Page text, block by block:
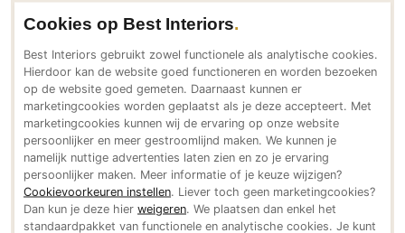
Locatie Loosdrecht
Oud-Loosdrechtsedijk 9a
1231 LN Loosdrecht
Nederland
Bereikbaar via
info@daacha.nl
www.daacha.nl
+31 (0)35 666 96 35
Social Media
Cookies op Best Interiors
Best Interiors gebruikt zowel functionele als analytische cookies.
Hierdoor kan de website goed functioneren en worden bezoeken
op de website goed gemeten. Daarnaast kunnen er
marketingcookies worden geplaatst als je deze accepteert. Met
marketingcookies kunnen wij de ervaring op onze website
persoonlijker en meer gestroomlijnd maken. We kunnen je
namelijk nuttige advertenties laten zien en zo je ervaring
persoonlijker maken. Meer informatie of je keuze wijzigen?
Cookievoorkeuren instellen. Liever toch geen marketingcookies?
Dan kun je deze hier weigeren. We plaatsen dan enkel het
standaardpakket van functionele en analytische cookies. Je kunt